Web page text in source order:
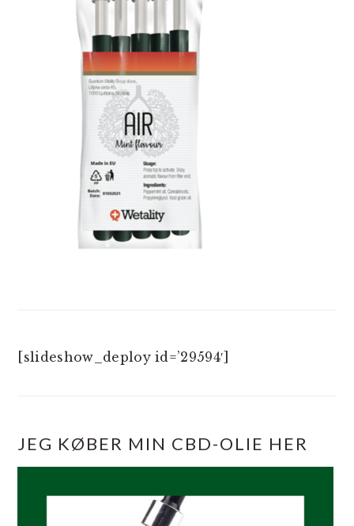
[slideshow_deploy id=’29594′]
JEG KØBER MIN CBD-OLIE HER